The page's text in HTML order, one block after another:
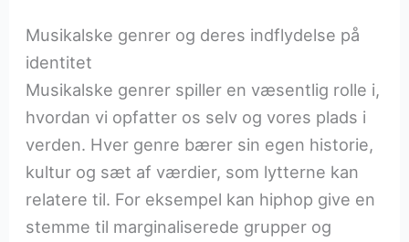
Musikalske genrer og deres indflydelse på
identitet
Musikalske genrer spiller en væsentlig rolle i,
hvordan vi opfatter os selv og vores plads i
verden. Hver genre bærer sin egen historie,
kultur og sæt af værdier, som lytterne kan
relatere til. For eksempel kan hiphop give en
stemme til marginaliserede grupper og